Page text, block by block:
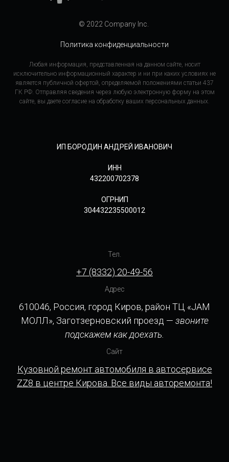
© 2022 Company Inc.
Политика конфиденциальности
Любая информация, представленная на данном сайте, носит
исключительно информационный характер и ни при каких условиях не
является публичной офертой, определяемой положениями статьи 437
ГК РФ. Отправляя сведения через любую электронную форму на этом
сайте, вы даете согласие на обработку ваших персональных данных.
ИП БОРОДИН АНДРЕЙ ИВАНОВИЧ
ИНН
432200702378
ОГРНИП
304432235500012
Тел.
+7 (8332) 20-49-56
Адрес
610046, Россия, город Киров, район ТЦ «JAM
МОЛЛ», Заготзерновский проезд — звоните
подскажем как доехать.
Сайт
Кузовной ремонт автомобиля в автосервисе
ZZ8 в центре Кирова. Все виды авторемонта!